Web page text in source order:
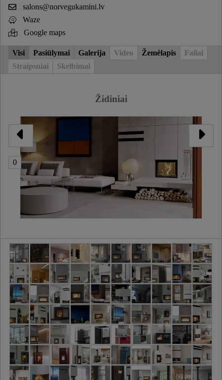
salons@norvegukamini.lv
Waze
Google maps
Visi Pasiūlymai Galerija Video Žemėlapis
Failai
Straipsniai
Skelbimai
Židiniai
0